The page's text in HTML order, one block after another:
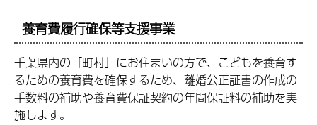
養育費履行確保等支援事業
千葉県内の「町村」にお住まいの方で、こどもを養育す
るための養育費を確保するため、離婚公正証書の作成の
手数料の補助や養育費保証契約の年間保証料の補助を実
施します。